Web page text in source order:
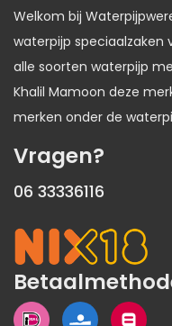
Welkom bij
waterpijp speciaalzaken
alle soorten waterpijp
Khalil Mamoon deze
merken onder de
Vragen?
06 33336116